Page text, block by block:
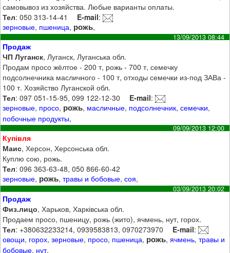
самовывоз из хозяйства. Любые варианты оплаты.
Тел: 050 313-14-41 E-mail:
зерновые, пшеница, рожь,
13/09/2013 08:44
Продаж
ЧП Луганск, Луганск, Луганська обл.
Продам просо жёлтое - 200 т, рожь - 700 т, семечку
подсолнечника масличного - 100 т, отходы семечки из-под ЗАВа -
100 т. Хозяйство Луганской обл.
Тел: 097 051-15-95, 099 122-12-30 E-mail:
зерновые, просо, рожь, масличные, подсолнечник,семечки,
побочные продукты,
09/09/2013 12:00
Купівля
Маис, Херсон, Херсонська обл.
Куплю сою, рожь.
Тел: 096 363-63-48, 050 866-60-42
зерновые, рожь,травы и бобовые,соя,
03/09/2013 20:02
Продаж
Физ.лицо, Харьков, Харківська обл.
Продаем просо, пшеницу, рожь (жито), ячмень, нут, горох.
Тел: +380632233214, 0939583813, 0970273970 E-mail:
овощи, горох,зерновые, просо, пшеница, рожь,ячмень,травы и
бобовые, нут,